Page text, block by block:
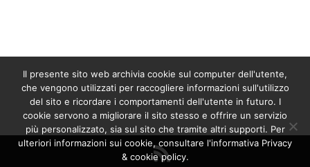
Il presente sito web archivia cookie sul computer dell'utente,
che vengono utilizzati per raccogliere informazioni sull'utilizzo
del sito e ricordare i comportamenti dell'utente in futuro. I
cookie servono a migliorare il sito stesso e offrire un servizio
più personalizzato, sia sul sito che tramite altri supporti. Per
ulteriori informazioni sui cookie, consultare l'informativa Privacy
& cookie policy.